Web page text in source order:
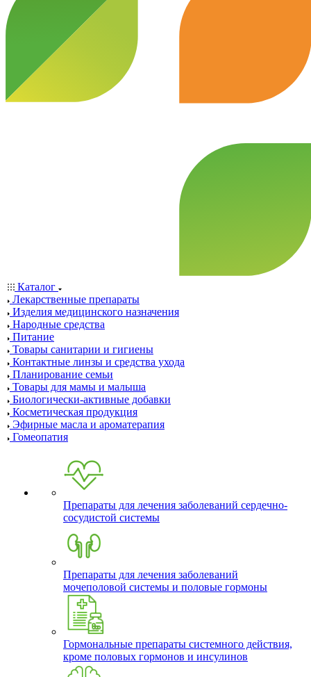
Каталог
Лекарственные препараты
Изделия медицинского назначения
Народные средства
Питание
Товары санитарии и гигиены
Контактные линзы и средства ухода
Планирование семьи
Товары для мамы и малыша
Биологически-активные добавки
Косметическая продукция
Эфирные масла и ароматерапия
Гомеопатия
Препараты для лечения заболеваний сердечно-
сосудистой системы
Препараты для лечения заболеваний
мочеполовой системы и половые гормоны
Гормональные препараты системного действия,
кроме половых гормонов и инсулинов